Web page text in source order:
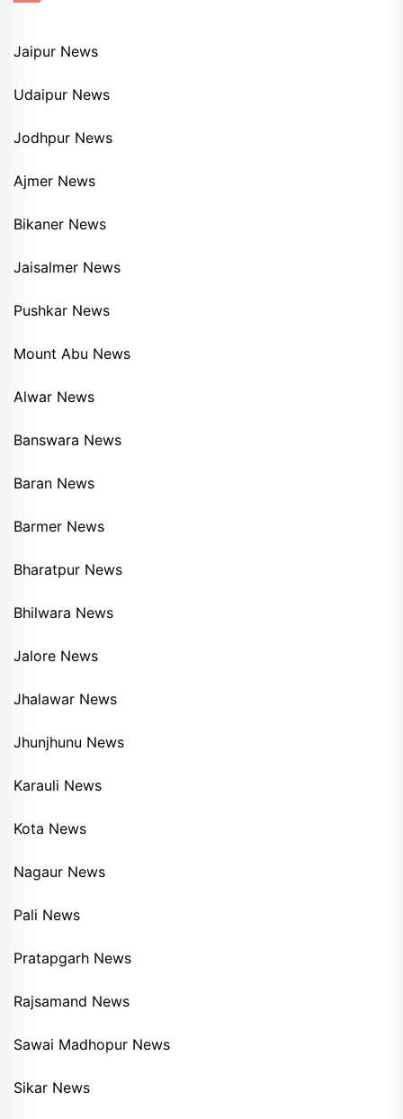
Jaipur News
Udaipur News
Jodhpur News
Ajmer News
Bikaner News
Jaisalmer News
Pushkar News
Mount Abu News
Alwar News
Banswara News
Baran News
Barmer News
Bharatpur News
Bhilwara News
Jalore News
Jhalawar News
Jhunjhunu News
Karauli News
Kota News
Nagaur News
Pali News
Pratapgarh News
Rajsamand News
Sawai Madhopur News
Sikar News